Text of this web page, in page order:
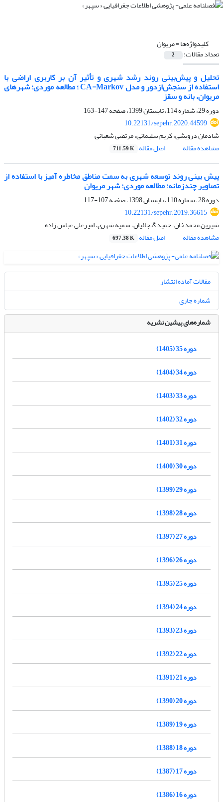
کلیدواژه‌ها =مریوان
تعداد مقالات: 2
تحلیل و پیش‌بینی روند رشد شهری و تأثیر آن بر کاربری اراضی با
استفاده از سنجش‌ازدور و مدل CA-Markov ؛ مطالعه موردی: شهرهای
مریوان، بانه و سقز
دوره 29، شماره 114، تابستان 1399، صفحه
147-163
10.22131/sepehr.2020.44599
شادمان درویشی، کریم سلیمانی، مرتضی شعبانی
مشاهده مقاله
اصل مقاله 711.59 K
پیش ­بینی روند توسعه شهری به سمت مناطق مخاطره­ آمیز با استفاده از
تصاویر چندزمانه؛ مطالعه موردی: شهر مریوان
دوره 28، شماره 110، تابستان 1398، صفحه
107-117
10.22131/sepehr.2019.36615
شیرین محمدخان، حمید گنجائیان، سمیه شهری، امیرعلی عباس زاده
مشاهده مقاله
اصل مقاله 697.38 K
مقالات آماده انتشار
شماره جاری
شماره‌های پیشین نشریه
دوره 35 (1405)
دوره 34 (1404)
دوره 33 (1403)
دوره 32 (1402)
دوره 31 (1401)
دوره 30 (1400)
دوره 29 (1399)
دوره 28 (1398)
دوره 27 (1397)
دوره 26 (1396)
دوره 25 (1395)
دوره 24 (1394)
دوره 23 (1393)
دوره 22 (1392)
دوره 21 (1391)
دوره 20 (1390)
دوره 19 (1389)
دوره 18 (1388)
دوره 17 (1387)
دوره 16 (1386)